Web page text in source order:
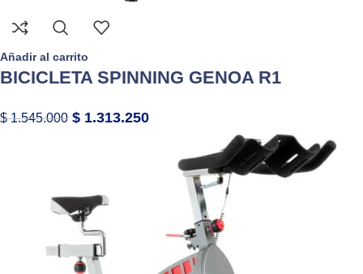
Añadir al carrito
BICICLETA SPINNING GENOA R1
$1.545.000 $ 1.313.250